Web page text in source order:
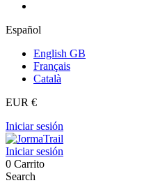
Español
English GB
Français
Català
EUR €
Iniciar sesión
Iniciar sesión
0 Carrito
Search